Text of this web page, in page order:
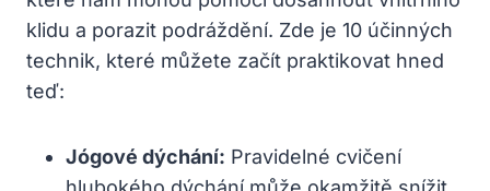
klidu a porazit podráždění. Zde je 10 účinných
technik, které můžete začít praktikovat hned
teď:
Jógové dýchání: Pravidelné cvičení